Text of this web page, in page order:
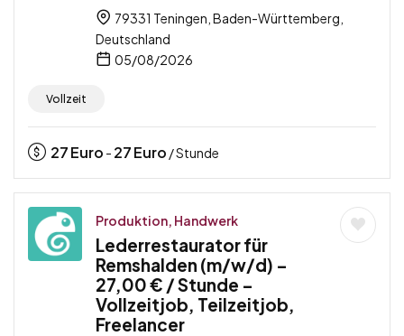
79331 Teningen, Baden-Württemberg,
Deutschland
05/08/2026
Vollzeit
27Euro - 27Euro / Stunde
Produktion, Handwerk
Lederrestaurator für
Remshalden (m/w/d) –
27,00 € / Stunde –
Vollzeitjob, Teilzeitjob,
Freelancer